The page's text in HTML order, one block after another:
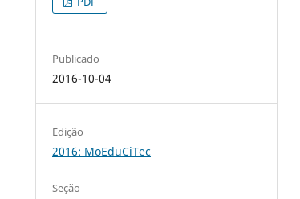
Publicado
2016-10-04
Edição
2016: MoEduCiTec
Seção